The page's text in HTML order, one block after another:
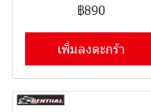
฿890
เพิ่มลงตะกร้า